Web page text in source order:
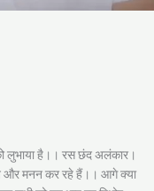
लुभाया है।। रस छंद अलंकार।
और मनन कर रहे हैं।। आगे क्या